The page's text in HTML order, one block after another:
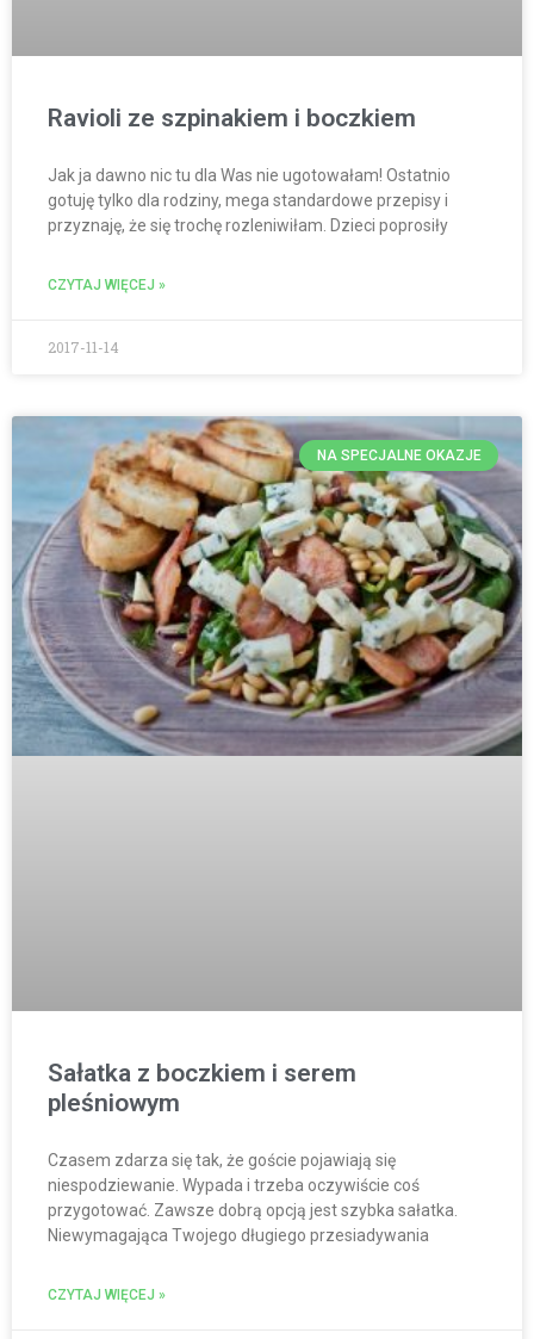
Ravioli ze szpinakiem i boczkiem
Jak ja dawno nic tu dla Was nie ugotowałam! Ostatnio
gotuję tylko dla rodziny, mega standardowe przepisy i
przyznaję, że się trochę rozleniwiłam. Dzieci poprosiły
CZYTAJ WIĘCEJ »
2017-11-14
NA SPECJALNE OKAZJE
Sałatka z boczkiem i serem
pleśniowym
Czasem zdarza się tak, że goście pojawiają się
niespodziewanie. Wypada i trzeba oczywiście coś
przygotować. Zawsze dobrą opcją jest szybka sałatka.
Niewymagająca Twojego długiego przesiadywania
CZYTAJ WIĘCEJ »